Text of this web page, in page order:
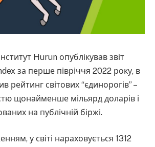
Hurun опублікував звіт
за перше півріччя 2022 року, в
рейтинг світових “єдинорогів” –
щонайменше мільярд доларів і
на публічній біржі.
у світі нараховується 1312